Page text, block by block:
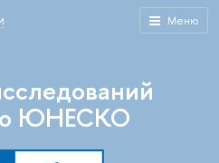
Меню
ЮНЕСКО